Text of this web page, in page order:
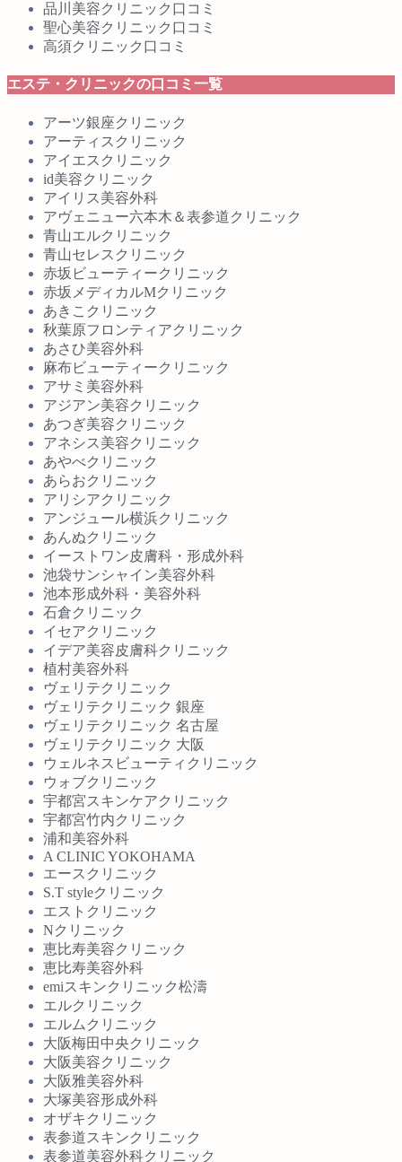
品川美容クリニック口コミ
聖心美容クリニック口コミ
高須クリニック口コミ
エステ・クリニックの口コミ一覧
アーツ銀座クリニック
アーティスクリニック
アイエスクリニック
id美容クリニック
アイリス美容外科
アヴェニュー六本木＆表参道クリニック
青山エルクリニック
青山セレスクリニック
赤坂ビューティークリニック
赤坂メディカルMクリニック
あきこクリニック
秋葉原フロンティアクリニック
あさひ美容外科
麻布ビューティークリニック
アサミ美容外科
アジアン美容クリニック
あつぎ美容クリニック
アネシス美容クリニック
あやべクリニック
あらおクリニック
アリシアクリニック
アンジュール横浜クリニック
あんぬクリニック
イーストワン皮膚科・形成外科
池袋サンシャイン美容外科
池本形成外科・美容外科
石倉クリニック
イセアクリニック
イデア美容皮膚科クリニック
植村美容外科
ヴェリテクリニック
ヴェリテクリニック 銀座
ヴェリテクリニック 名古屋
ヴェリテクリニック 大阪
ウェルネスビューティクリニック
ウォブクリニック
宇都宮スキンケアクリニック
宇都宮竹内クリニック
浦和美容外科
A CLINIC YOKOHAMA
エースクリニック
S.T styleクリニック
エストクリニック
Nクリニック
恵比寿美容クリニック
恵比寿美容外科
emiスキンクリニック松濤
エルクリニック
エルムクリニック
大阪梅田中央クリニック
大阪美容クリニック
大阪雅美容外科
大塚美容形成外科
オザキクリニック
表参道スキンクリニック
表参道美容外科クリニック